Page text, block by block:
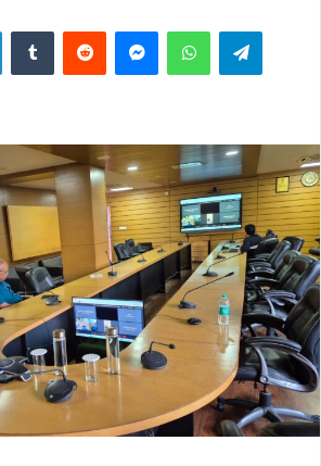
LinkedInTumblr Reddit MessengerWhatsApp